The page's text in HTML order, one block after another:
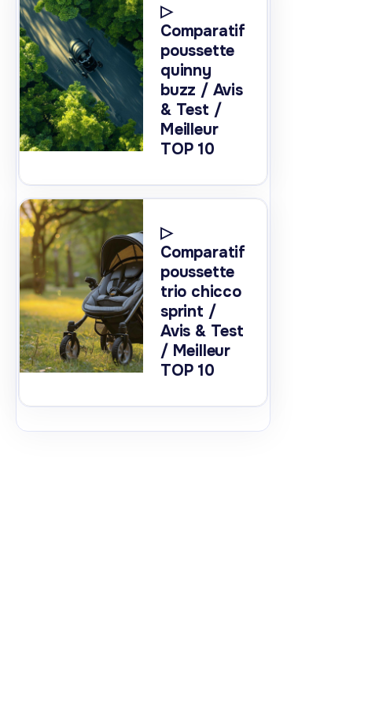
▷
Comparatif
poussette
quinny
buzz / Avis
& Test /
Meilleur
TOP 10
▷
Comparatif
poussette
trio chicco
sprint /
Avis & Test
/ Meilleur
TOP 10